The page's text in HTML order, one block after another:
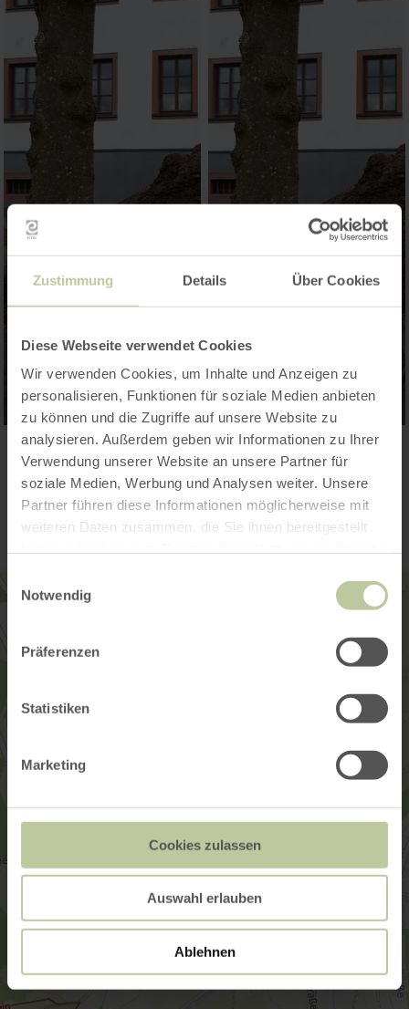
Zustimmung Details Über Cookies
Diese Webseite verwendet Cookies
Wir verwenden Cookies, um Inhalte und Anzeigen zu
personalisieren, Funktionen für soziale Medien anbieten
zu können und die Zugriffe auf unsere Website zu
analysieren. Außerdem geben wir Informationen zu Ihrer
Verwendung unserer Website an unsere Partner für
soziale Medien, Werbung und Analysen weiter. Unsere
Partner führen diese Informationen möglicherweise mit
weiteren Daten zusammen, die Sie ihnen bereitgestellt
Notwendig
Präferenzen
Statistiken
Marketing
Cookies zulassen
Auswahl erlauben
Ablehnen
Kontakt